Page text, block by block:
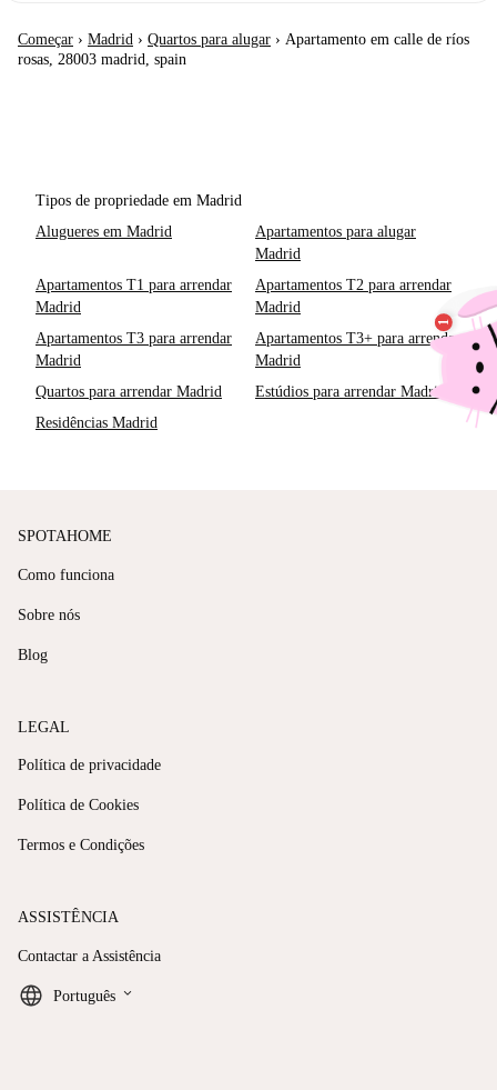
Começar › Madrid › Quartos para alugar › Apartamento em calle de ríos
rosas, 28003 madrid, spain
Tipos de propriedade em Madrid
Alugueres em Madrid
Apartamentos para alugar
Madrid
Apartamentos T1 para arrendar
Madrid
Apartamentos T2 para arrendar
Madrid
Apartamentos T3 para arrendar
Madrid
Apartamentos T3+ para arrendar
Madrid
Quartos para arrendar Madrid
Estúdios para arrendar Madrid
Residências Madrid
SPOTAHOME
Como funciona
Sobre nós
Blog
LEGAL
Política de privacidade
Política de Cookies
Termos e Condições
ASSISTÊNCIA
Contactar a Assistência
Português keyboard_arrow_down